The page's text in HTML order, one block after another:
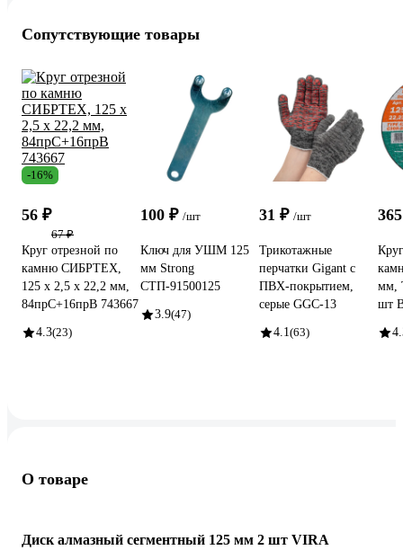
Сопутствующие товары
-16%
56 ₽
67 ₽
Круг отрезной по
камню СИБРТЕХ,
125 х 2,5 х 22,2 мм,
84прC+16прB 743667
4.3(23)
100 ₽ /шт
Ключ для УШМ 125
мм Strong
СТП-91500125
3.9(47)
31 ₽ /шт
Трикотажные
перчатки Gigant с
ПВХ-покрытием,
серые GGC-13
4.1 (63)
мм,
шт
О товаре
Диск алмазный сегментный 125 мм 2 шт VIRA